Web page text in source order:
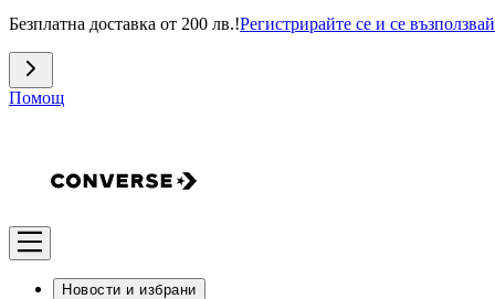
Безплатна доставка от 200 лв.!Регистрирайте се и се
Помощ
Новости и избрани